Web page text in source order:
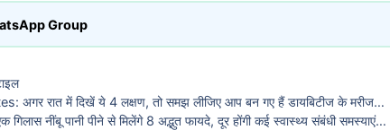
Group
अगर रात में दिखें ये 4 लक्षण, तो समझ लीजिए आप बन गए हैं डायबिटीज के मरीज…
गिलास नींबू पानी पीने से मिलेंगे 8 अद्भुत फायदे, दूर होंगी कई स्वास्थ्य संबंधी समस्याएं…